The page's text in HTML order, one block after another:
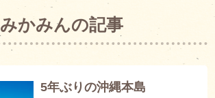
みかみんの記事
5年ぶりの沖縄本島